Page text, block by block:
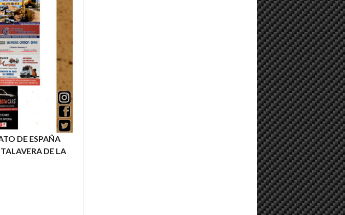
DE ESPAÑA
DE LA